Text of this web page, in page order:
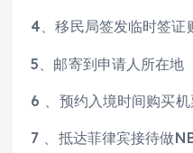
4、移民局签发临时签证
5、邮寄到申请人所在地
6 、预约入境时间购买
7 、抵达菲律宾接待做